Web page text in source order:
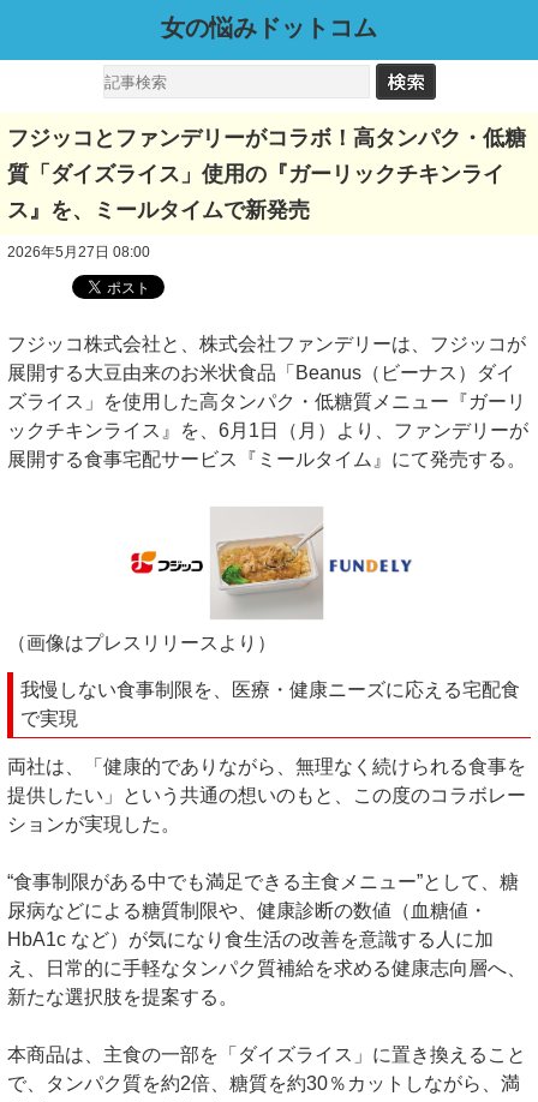
女の悩みドットコム
フジッコとファンデリーがコラボ！高タンパク・低糖
質「ダイズライス」使用の『ガーリックチキンライ
ス』を、ミールタイムで新発売
2026年5月27日 08:00
フジッコ株式会社と、株式会社ファンデリーは、フジッコが
展開する大豆由来のお米状食品「Beanus（ビーナス）ダイ
ズライス」を使用した高タンパク・低糖質メニュー『ガーリ
ックチキンライス』を、6月1日（月）より、ファンデリーが
展開する食事宅配サービス『ミールタイム』にて発売する。
（画像はプレスリリースより）
我慢しない食事制限を、医療・健康ニーズに応える宅配食
で実現
両社は、「健康的でありながら、無理なく続けられる食事を
提供したい」という共通の想いのもと、この度のコラボレー
ションが実現した。
“食事制限がある中でも満足できる主食メニュー”として、糖
尿病などによる糖質制限や、健康診断の数値（血糖値・
HbA1c など）が気になり食生活の改善を意識する人に加
え、日常的に手軽なタンパク質補給を求める健康志向層へ、
新たな選択肢を提案する。
本商品は、主食の一部を「ダイズライス」に置き換えること
で、タンパク質を約2倍、糖質を約30％カットしながら、満